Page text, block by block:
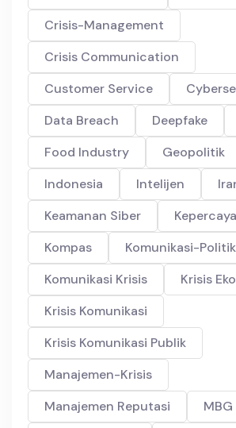
Crisis-Management
Crisis Communication
Customer Service
Data Breach
Deepfake
Food Industry
Geopolitik
Indonesia
Intelijen
Keamanan Siber
Kompas
Komunikasi-Politik
Komunikasi Krisis
Krisis
Krisis Komunikasi
Krisis Komunikasi Publik
Manajemen-Krisis
Manajemen Reputasi
MBG